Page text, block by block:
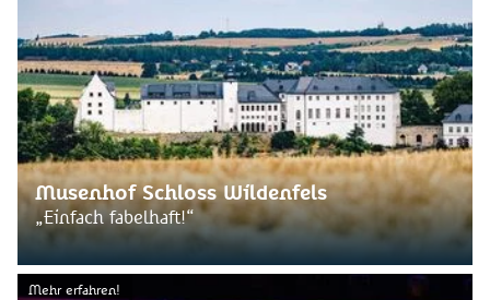
Musenhof Schloss Wildenfels
„Einfach fabelhaft!“
Mehr erfahren!